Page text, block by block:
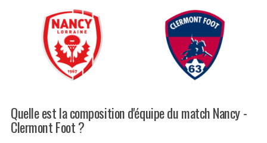
Quelle est la composition d'équipe du match Nancy -
Clermont Foot ?